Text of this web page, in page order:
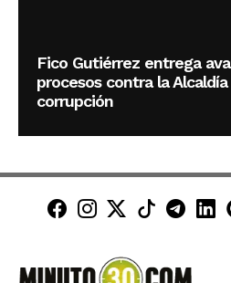
Fico Gutiérrez entrega
procesos contra la
corrupción
Minuto30 en
Minuto30 en
Minuto30